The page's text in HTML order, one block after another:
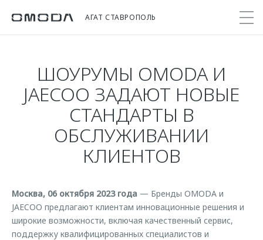
АГАТ СТАВРОПОЛЬ
Модели
от 2 299 000 ₽*
Покупателям
Выбор и покупка
Сравнить комплектации
Записаться на тест-драйв
Прайс-листы
OMODA Лизинг
Кредит и страхование
Владельцам
Записаться на сервис
Весеннее обновление
Поддержка
Помощь на дороге
Мир OMODA
Клуб владельцев OMODA
Бренд JAECOO
ШОУРУМЫ OMODA И
JAECOO ЗАДАЮТ НОВЫЕ
СТАНДАРТЫ В
ОБСЛУЖИВАНИИ
КЛИЕНТОВ
Москва, 06 октября 2023 года — Бренды OMODA и
JAECOO предлагают клиентам инновационные решения и
широкие возможности, включая качественный сервис,
поддержку квалифицированных специалистов и